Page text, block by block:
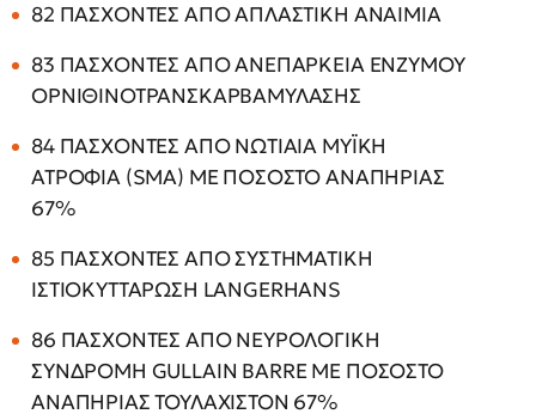
82 ΠΑΣΧΟΝΤΕΣ ΑΠΟ ΑΠΛΑΣΤΙΚΗ ΑΝΑΙΜΙΑ
83 ΠΑΣΧΟΝΤΕΣ ΑΠΟ ΑΝΕΠΑΡΚΕΙΑ ΕΝΖΥΜΟΥ
ΟΡΝΙΘΙΝΟΤΡΑΝΣΚΑΡΒΑΜΥΛΑΣΗΣ
84 ΠΑΣΧΟΝΤΕΣ ΑΠΟ ΝΩΤΙΑΙΑ ΜΥΪΚΗ
ΑΤΡΟΦΙΑ (SMA) ΜΕ ΠΟΣΟΣΤΟ ΑΝΑΠΗΡΙΑΣ
67%
85 ΠΑΣΧΟΝΤΕΣ ΑΠΟ ΣΥΣΤΗΜΑΤΙΚΗ
ΙΣΤΙΟΚΥΤΤΑΡΩΣΗ LANGERHANS
86 ΠΑΣΧΟΝΤΕΣ ΑΠΟ ΝΕΥΡΟΛΟΓΙΚΗ
ΣΥΝΔΡΟΜΗ GULLAIN BARRE ΜΕ ΠΟΣΟΣΤΟ
ΑΝΑΠΗΡΙΑΣ ΤΟΥΛΑΧΙΣΤΟΝ 67%